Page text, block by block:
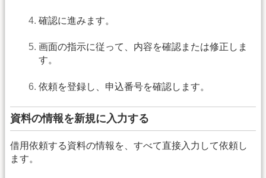
確認に進みます。
画面の指示に従って、内容を確認または修正しま
す。
依頼を登録し、申込番号を確認します。
資料の情報を新規に入力する
借用依頼する資料の情報を、すべて直接入力して依頼し
ます。